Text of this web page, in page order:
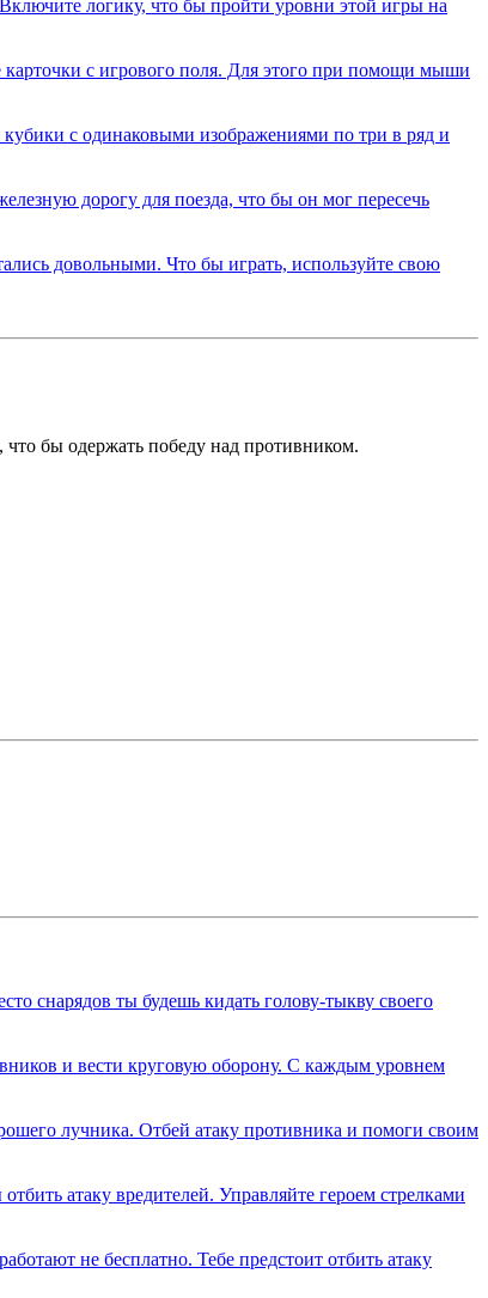
что бы одержать победу над противником.